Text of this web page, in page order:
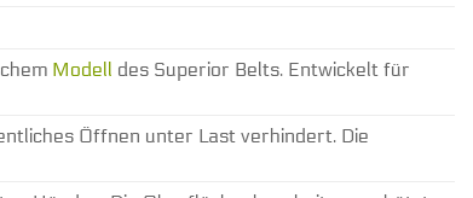
Modell des Superior Belts. Entwickelt für
Öffnen unter Last verhindert. Die